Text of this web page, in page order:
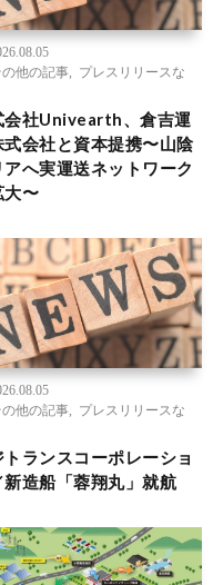
の他の記事
プレスリリースな
会社Univearth、倉吉運
式会社と資本提携〜山陰
アへ実運送ネットワーク
大〜
の他の記事
プレスリリースな
トランスコーポレーショ
新造船「蓉翔丸」就航